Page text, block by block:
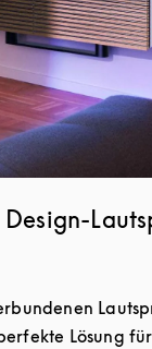
Lösung